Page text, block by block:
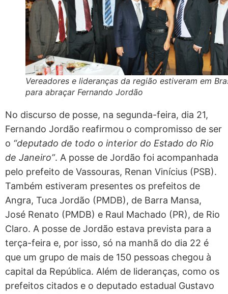
Vereadores e lideranças da região estiveram em
para abraçar Fernando Jordão
No discurso de posse, na segunda-feira, dia 21,
Fernando Jordão reafirmou o compromisso de ser
o “deputado de todo o interior do Estado do Rio
de Janeiro”. A posse de Jordão foi acompanhada
pelo prefeito de Vassouras, Renan Vinícius (PSB).
Também estiveram presentes os prefeitos de
Angra, Tuca Jordão (PMDB), de Barra Mansa,
José Renato (PMDB) e Raul Machado (PR), de Rio
Claro. A posse de Jordão estava prevista para a
terça-feira e, por isso, só na manhã do dia 22 é
que um grupo de mais de 150 pessoas chegou à
capital da República. Além de lideranças, como os
prefeitos citados e o deputado estadual Gustavo